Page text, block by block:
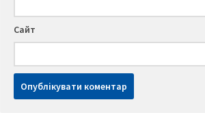
Сайт